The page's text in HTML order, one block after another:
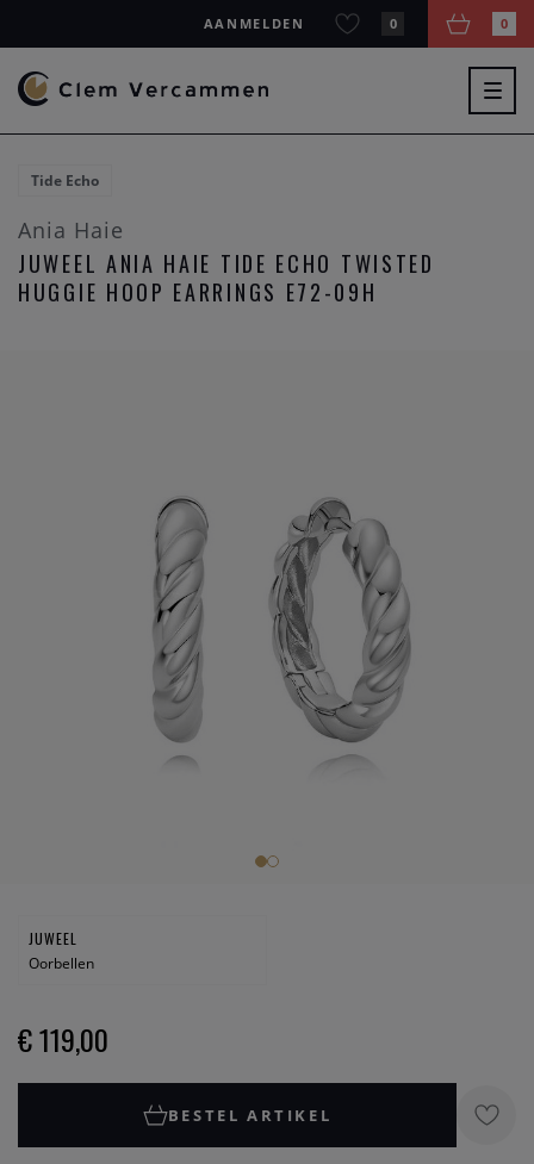
AANMELDEN 0 0
Tide Echo
Ania Haie
JUWEEL ANIA HAIE TIDE ECHO TWISTED
HUGGIE HOOP EARRINGS E72-09H
JUWEEL
Oorbellen
€ 119,00
BESTEL ARTIKEL